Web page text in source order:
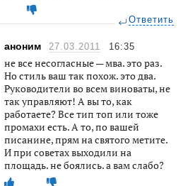
Ответить
аноним 27.03.2011 16:35
не все несогласные — мва. это раз.
Но стиль ваш так похож. это два.
Руководители во всем виноваты, не
так управляют! А вы то, как
работаете? Все тип топ или тоже
промахи есть. А то, по вашей
писанине, прям на святого метите.
И при советах выходили на
площадь. не боялись. а вам слабо?